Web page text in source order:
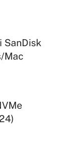
SanDisk
Mac